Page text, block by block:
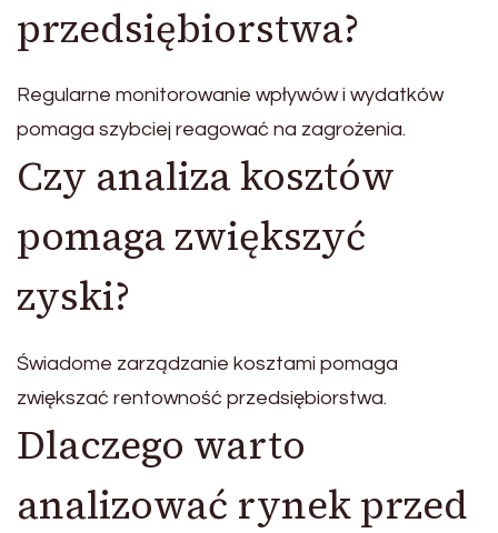
przedsiębiorstwa?
Regularne monitorowanie wpływów i wydatków
pomaga szybciej reagować na zagrożenia.
Czy analiza kosztów
pomaga zwiększyć
zyski?
Świadome zarządzanie kosztami pomaga
zwiększać rentowność przedsiębiorstwa.
Dlaczego warto
analizować rynek przed